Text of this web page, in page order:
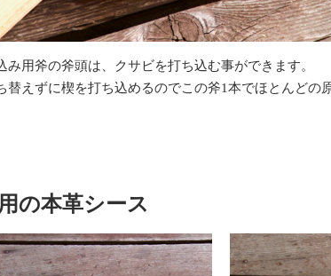
み用斧の斧頭は、クサビを打ち込む事ができます。
替えずに楔を打ち込めるのでこの斧1本でほとんどの
の本革シース